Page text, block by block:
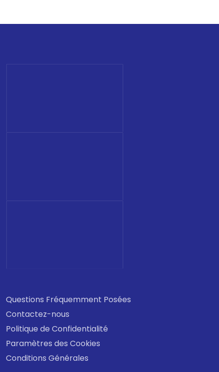
Questions Fréquemment Posées
Contactez-nous
Politique de Confidentialité
Paramètres des Cookies
Conditions Générales